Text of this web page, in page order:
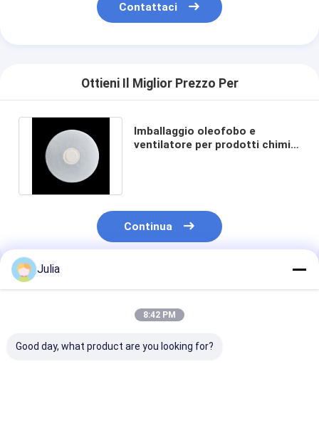
Contattaci
Ottieni Il Miglior Prezzo Per
Imballaggio oleofobo e
ventilatore per prodotti chimici
Continua
Prodotti Raccomandati
Julia
8:42 PM
Good day, what product are you looking for?